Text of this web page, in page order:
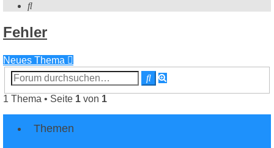
Suche
Fehler
Neues Thema
SucheErweiterte
Suche
1 Thema • Seite 1 von 1
Themen